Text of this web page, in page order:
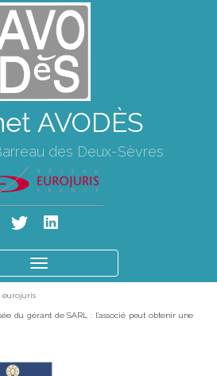
AVODÈS
des Deux-Sèvres
eurojuris
du gérant de SARL : l’associé peut obtenir une